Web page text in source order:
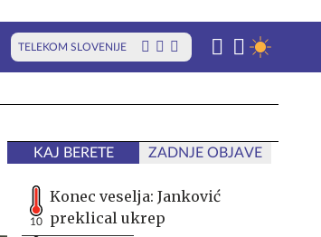
TELEKOM SLOVENIJE
KAJ BERETE ZADNJE OBJAVE
10
Konec veselja: Janković
preklical ukrep